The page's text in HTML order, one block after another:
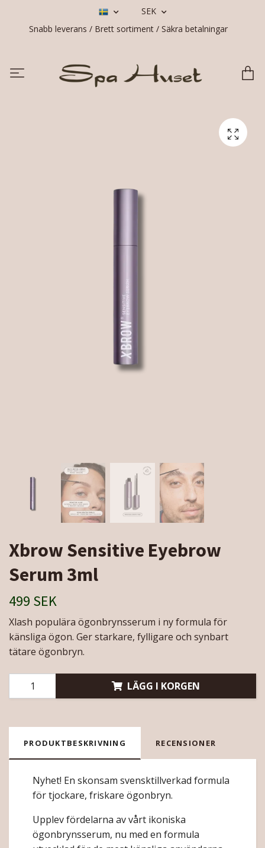
SEK
Snabb leverans / Brett sortiment / Säkra betalningar
Xbrow Sensitive Eyebrow
Serum 3ml
499 SEK
Xlash populära ögonbrynsserum i ny formula för
känsliga ögon. Ger starkare, fylligare och synbart
tätare ögonbryn.
LÄGG I KORGEN
PRODUKTBESKRIVNING RECENSIONER
Nyhet! En skonsam svensktillverkad formula
för tjockare, friskare ögonbryn.
Upplev fördelarna av vårt ikoniska
ögonbrynsserum, nu med en formula